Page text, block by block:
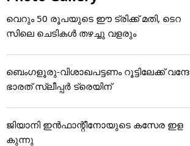
വെറും 50 രൂപയുടെ ഈ ട്രിക്ക് മതി, ടെറ
സിലെ ചെടികൾ തഴച്ചു വളരും
ബെംഗളൂരു-വിശാഖപട്ടണം റൂട്ടിലേക്ക് വന്ദേ
ഭാരത് സ്ലീപ്പര്‍ ട്രെയിന്
ജിയാനി ഇൻഫാന്റീനോയുടെ കസേര ഇള
കുന്നു